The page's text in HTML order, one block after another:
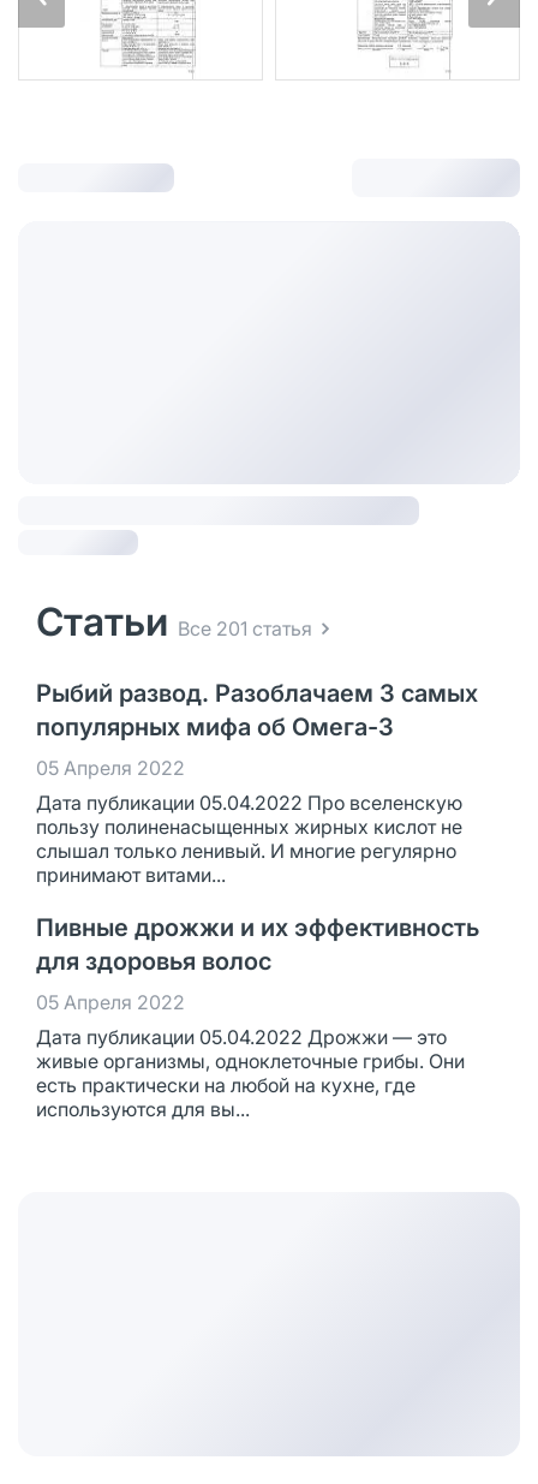
Статьи Все 201 статья
Рыбий развод. Разоблачаем 3 самых
популярных мифа об Омега-3
05 Апреля 2022
Дата публикации 05.04.2022 Про вселенскую
пользу полиненасыщенных жирных кислот не
слышал только ленивый. И многие регулярно
принимают витами...
Пивные дрожжи и их эффективность
для здоровья волос
05 Апреля 2022
Дата публикации 05.04.2022 Дрожжи — это
живые организмы, одноклеточные грибы. Они
есть практически на любой на кухне, где
используются для вы...